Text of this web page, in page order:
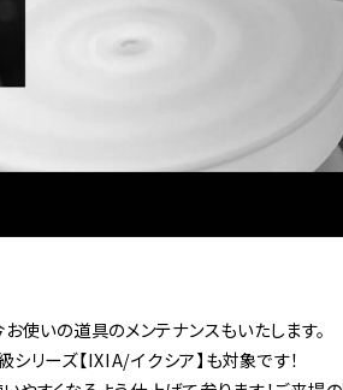
使いの道具のメンテナンスもいたします。
リーズ【IXIA/イクシア】も対象です！